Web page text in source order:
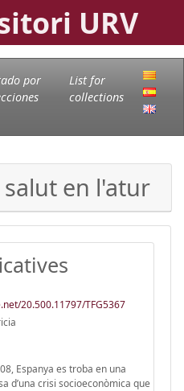
URV
por
List for
collections
en l'atur
20.500.11797/TFG5367
Espanya es troba en una
d’una crisi socioeconòmica que